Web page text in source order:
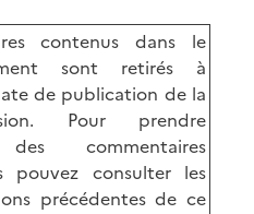
contenus dans le
sont retirés à
de publication de la
Pour prendre
des commentaires
pouvez consulter les
précédentes de ce